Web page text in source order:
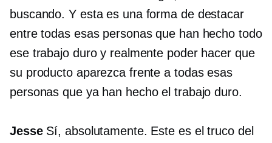
buscando. Y esta es una forma de destacar
entre todas esas personas que han hecho todo
ese trabajo duro y realmente poder hacer que
su producto aparezca frente a todas esas
personas que ya han hecho el trabajo duro.
JesseSí, absolutamente. Este es el truco del